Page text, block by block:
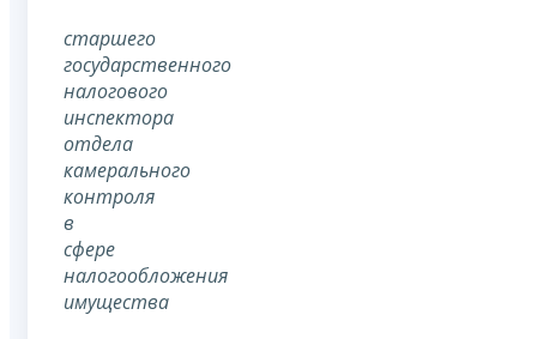
старшего
государственного
налогового
инспектора
отдела
камерального
контроля
в
сфере
налогообложения
имущества